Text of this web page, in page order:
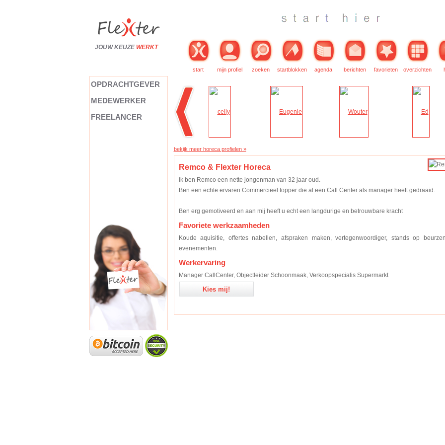
JOUW KEUZE WERKT
start mijn profiel zoeken startblokken agenda berichten favorieten overzichten
OPDRACHTGEVER
MEDEWERKER
FREELANCER
bekijk meer horeca profielen »
Remco & Flexter Horeca
Ik ben Remco een nette jongenman van 32 jaar oud.
Ben een echte ervaren Commercieel topper die al een Call Center als manager heeft gedraaid.
Ben erg gemotiveerd en aan mij heeft u echt een langdurige en betrouwbare kracht
Favoriete werkzaamheden
Koude aquisitie, offertes nabellen, afspraken maken, vertegenwoordiger, stands op
evenementen.
Werkervaring
Manager CallCenter, Objectleider Schoonmaak, Verkoopspecialis Supermarkt
Kies mij!